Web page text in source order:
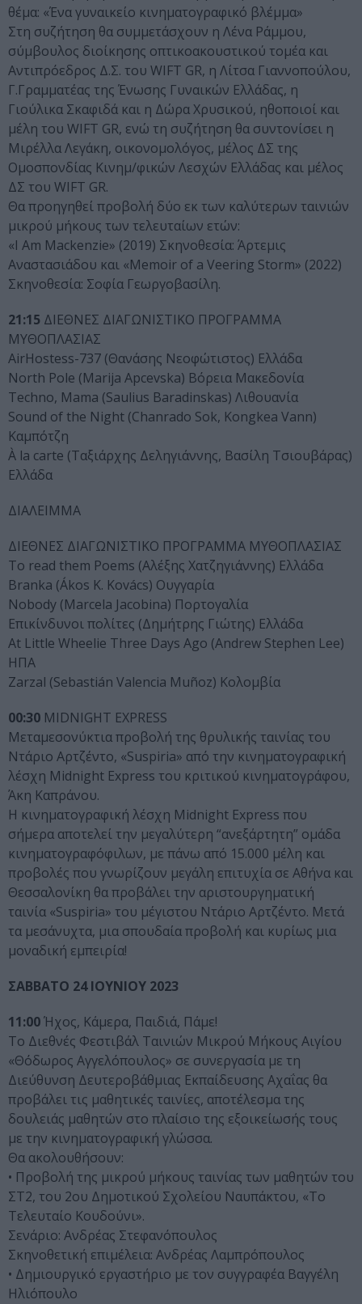
θέμα: «Ένα γυναικείο κινηματογραφικό βλέμμα»
Στη συζήτηση θα συμμετάσχουν η Λένα Ράμμου,
σύμβουλος διοίκησης οπτικοακουστικού τομέα και
Αντιπρόεδρος Δ.Σ. του WIFT GR, η Λίτσα Γιαννοπούλου,
Γ.Γραμματέας της Ένωσης Γυναικών Ελλάδας, η
Γιούλικα Σκαφιδά και η Δώρα Χρυσικού, ηθοποιοί και
μέλη του WIFT GR, ενώ τη συζήτηση θα συντονίσει η
Μιρέλλα Λεγάκη, οικονομολόγος, μέλος ΔΣ της
Ομοσπονδίας Κινημ/φικών Λεσχών Ελλάδας και μέλος
ΔΣ του WIFT GR.
Θα προηγηθεί προβολή δύο εκ των καλύτερων ταινιών
μικρού μήκους των τελευταίων ετών:
«I Am Mackenzie» (2019) Σκηνοθεσία: Άρτεμις
Αναστασιάδου και «Memoir of a Veering Storm» (2022)
Σκηνοθεσία: Σοφία Γεωργοβασίλη.
21:15 ΔΙΕΘΝΕΣ ΔΙΑΓΩΝΙΣΤΙΚΟ ΠΡΟΓΡΑΜΜΑ
ΜΥΘΟΠΛΑΣΙΑΣ
AirHostess-737 (Θανάσης Νεοφώτιστος) Ελλάδα
North Pole (Marija Apcevska) Βόρεια Μακεδονία
Techno, Mama (Saulius Baradinskas) Λιθουανία
Sound of the Night (Chanrado Sok, Kongkea Vann)
Καμπότζη
À la carte (Ταξιάρχης Δεληγιάννης, Βασίλη Τσιουβάρας)
Ελλάδα
ΔΙΑΛΕΙΜΜΑ
ΔΙΕΘΝΕΣ ΔΙΑΓΩΝΙΣΤΙΚΟ ΠΡΟΓΡΑΜΜΑ ΜΥΘΟΠΛΑΣΙΑΣ
To read them Poems (Αλέξης Χατζηγιάννης) Ελλάδα
Branka (Ákos K. Kovács) Ουγγαρία
Nobody (Marcela Jacobina) Πορτογαλία
Επικίνδυνοι πολίτες (Δημήτρης Γιώτης) Ελλάδα
At Little Wheelie Three Days Ago (Andrew Stephen Lee)
ΗΠΑ
Zarzal (Sebastián Valencia Muñoz) Κολομβία
00:30 MIDNIGHT EXPRESS
Μεταμεσονύκτια προβολή της θρυλικής ταινίας του
Ντάριο Αρτζέντο, «Suspiria» από την κινηματογραφική
λέσχη Midnight Express του κριτικού κινηματογράφου,
Άκη Καπράνου.
Η κινηματογραφική λέσχη Midnight Express που
σήμερα αποτελεί την μεγαλύτερη “ανεξάρτητη” ομάδα
κινηματογραφόφιλων, με πάνω από 15.000 μέλη και
προβολές που γνωρίζουν μεγάλη επιτυχία σε Αθήνα και
Θεσσαλονίκη θα προβάλει την αριστουργηματική
ταινία «Suspiria» του μέγιστου Ντάριο Αρτζέντο. Μετά
τα μεσάνυχτα, μια σπουδαία προβολή και κυρίως μια
μοναδική εμπειρία!
ΣΑΒΒΑΤΟ 24 ΙΟΥΝΙΟΥ 2023
11:00Ήχος, Κάμερα, Παιδιά, Πάμε!
Το Διεθνές Φεστιβάλ Ταινιών Μικρού Μήκους Αιγίου
«Θόδωρος Αγγελόπουλος» σε συνεργασία με τη
Διεύθυνση Δευτεροβάθμιας Εκπαίδευσης Αχαΐας θα
προβάλει τις μαθητικές ταινίες, αποτέλεσμα της
δουλειάς μαθητών στο πλαίσιο της εξοικείωσής τους
με την κινηματογραφική γλώσσα.
Θα ακολουθήσουν:
• Προβολή της μικρού μήκους ταινίας των μαθητών του
ΣΤ2, του 2ου Δημοτικού Σχολείου Ναυπάκτου, «Το
Τελευταίο Κουδούνι».
Σενάριο: Ανδρέας Στεφανόπουλος
Σκηνοθετική επιμέλεια: Ανδρέας Λαμπρόπουλος
• Δημιουργικό εργαστήριο με τον συγγραφέα Βαγγέλη
Ηλιόπουλο